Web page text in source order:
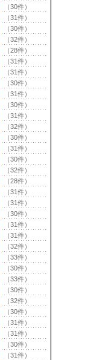
（30件）
（31件）
（30件）
（32件）
（28件）
（31件）
（31件）
（30件）
（31件）
（30件）
（31件）
（32件）
（30件）
（31件）
（30件）
（32件）
（28件）
（31件）
（31件）
（30件）
（31件）
（31件）
（32件）
（33件）
（30件）
（33件）
（30件）
（32件）
（30件）
（31件）
（31件）
（30件）
（31件）